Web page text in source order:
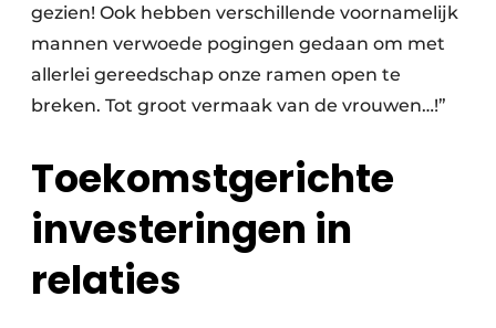
gezien! Ook hebben verschillende voornamelijk
mannen verwoede pogingen gedaan om met
allerlei gereedschap onze ramen open te
breken. Tot groot vermaak van de vrouwen…!”
Toekomstgerichte
investeringen in
relaties